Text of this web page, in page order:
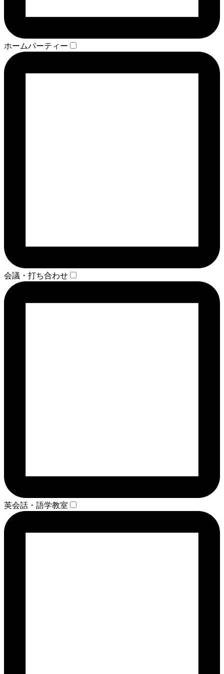
ホームパーティー
会議・打ち合わせ
英会話・語学教室